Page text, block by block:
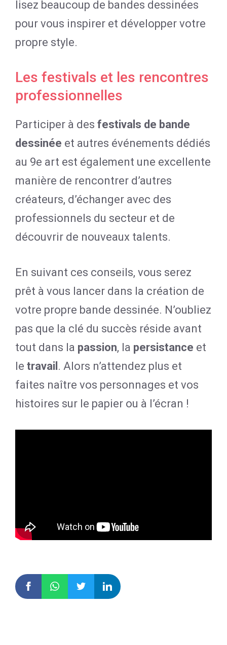
lisez beaucoup de bandes dessinées
pour vous inspirer et développer votre
propre style.
Les festivals et les rencontres
professionnelles
Participer à des festivals de bande
dessinée et autres événements dédiés
au 9e art est également une excellente
manière de rencontrer d’autres
créateurs, d’échanger avec des
professionnels du secteur et de
découvrir de nouveaux talents.
En suivant ces conseils, vous serez
prêt à vous lancer dans la création de
votre propre bande dessinée. N’oubliez
pas que la clé du succès réside avant
tout dans la passion, la persistance et
le travail . Alors n’attendez plus et
faites naître vos personnages et vos
histoires sur le papier ou à l’écran !